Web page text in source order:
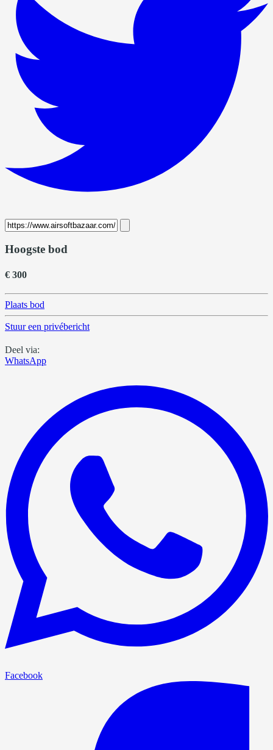
Hoogste bod
€ 300
Plaats bod
Stuur een privébericht
Deel via:
WhatsApp
Facebook